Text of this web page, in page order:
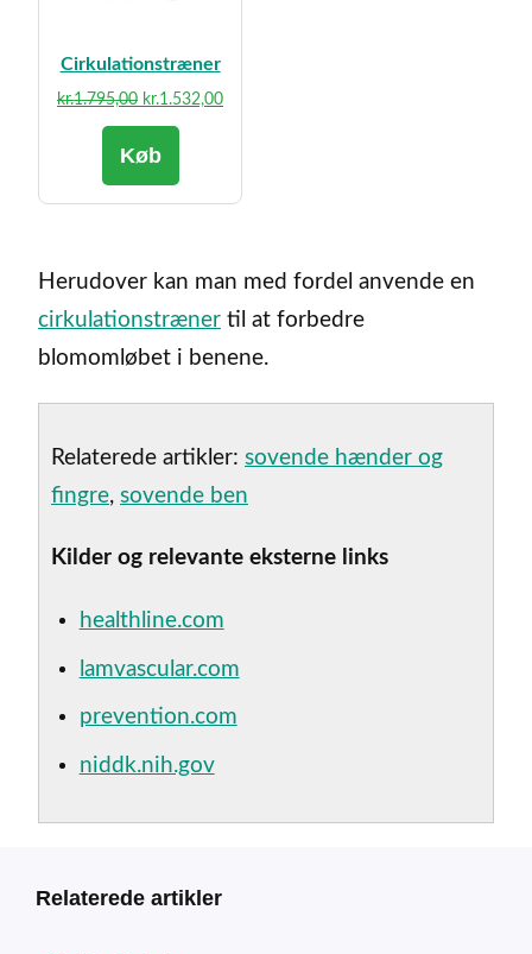
Cirkulationstræner
kr.1.795,00 Den
oprindelige
pris
kr.1.795,00.
kr.1.532,00Den
kr.1.532,00.
Køb
Herudover kan man med fordel anvende en
cirkulationstræner til at forbedre
blomomløbet i benene.
Relaterede artikler: sovende hænder og
fingre, sovende ben
Kilder og relevante eksterne links
healthline.com
lamvascular.com
prevention.com
niddk.nih.gov
Relaterede artikler